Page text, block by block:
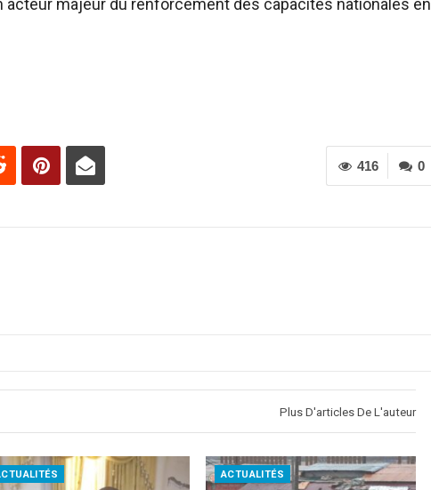
acteur majeur du renforcement des capacités nationales en
0
416
Plus D'articles De L'auteur
ACTUALITÉS